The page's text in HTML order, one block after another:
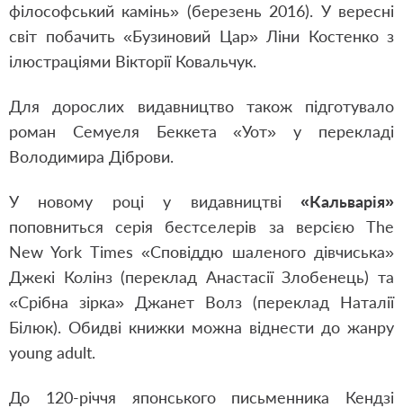
філософський камінь» (березень 2016). У вересні
світ побачить «Бузиновий Цар» Ліни Костенко з
ілюстраціями Вікторії Ковальчук.
Для дорослих видавництво також підготувало
роман Семуеля Беккета «Уот» у перекладі
Володимира Діброви.
У новому році у видавництві «Кальварія»
поповниться серія бестселерів за версією The
New York Times «Сповіддю шаленого дівчиська»
Джекі Колінз (переклад Анастасії Злобенець) та
«Срібна зірка» Джанет Волз (переклад Наталії
Білюк). Обидві книжки можна віднести до жанру
young adult.
До 120-річчя японського письменника Кендзі